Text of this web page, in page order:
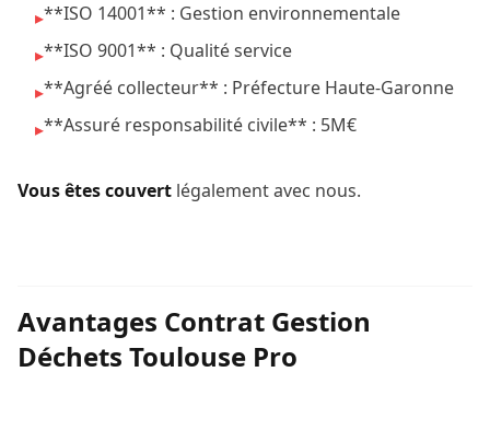
▸**ISO 14001** : Gestion environnementale
▸**ISO 9001** : Qualité service
▸**Agréé collecteur** : Préfecture Haute-Garonne
▸**Assuré responsabilité civile** : 5M€
Vous êtes couvert légalement avec nous.
Avantages Contrat Gestion
Déchets Toulouse Pro